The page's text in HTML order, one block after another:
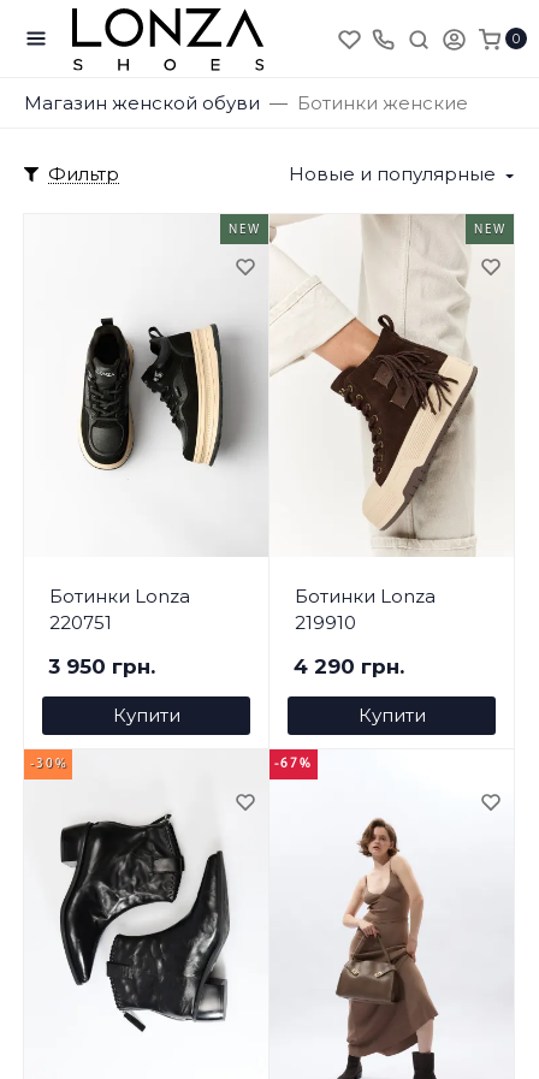
0
Магазин женской обуви Ботинки женские
Фильтр Новые и популярные
NEW
Ботинки Lonza
220751
3 950 грн.
Купити
NEW
Ботинки Lonza
219910
4 290 грн.
Купити
-30% -67%